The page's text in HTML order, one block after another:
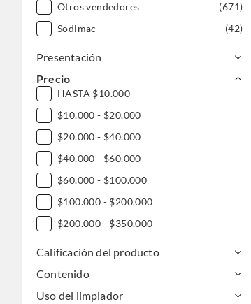
Otros vendedores
(671)
Sodimac
(42)
Presentación
Precio
HASTA $10.000
$10.000 - $20.000
$20.000 - $40.000
$40.000 - $60.000
$60.000 - $100.000
$100.000 - $200.000
$200.000 - $350.000
Calificación del producto
Contenido
Uso del limpiador